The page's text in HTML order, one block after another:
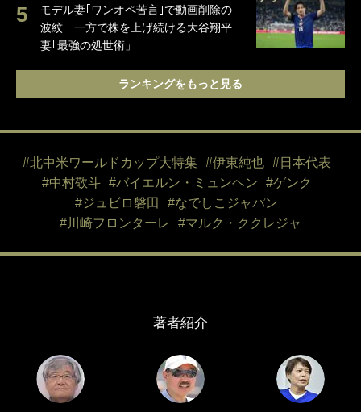
モデル妻｢ワンオペ苦言｣で動画削除の
波紋…一方で株を上げ続ける大谷翔平
妻｢最強の処世術」
ランキングをもっと見る
#北中米ワールドカップ大特集 #伊東純也
#日本代表
#中村敬斗
#バイエルン・ミュンヘン
#ゲンク
#ジュビロ磐田
#なでしこジャパン
#川崎フロンターレ
#マルク・ククレジャ
著者紹介